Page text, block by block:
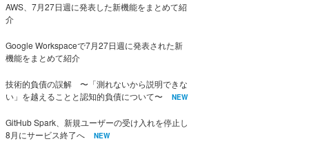
AWS、7月27日週に発表した新機能をまとめて紹
介
Google Workspaceで7月27日週に発表された新
機能をまとめて紹介
技術的負債の誤解 〜「測れないから説明できな
い」を越えることと認知的負債について〜
NEW
GitHub Spark、新規ユーザーの受け入れを停止し
8月にサービス終了へ
NEW